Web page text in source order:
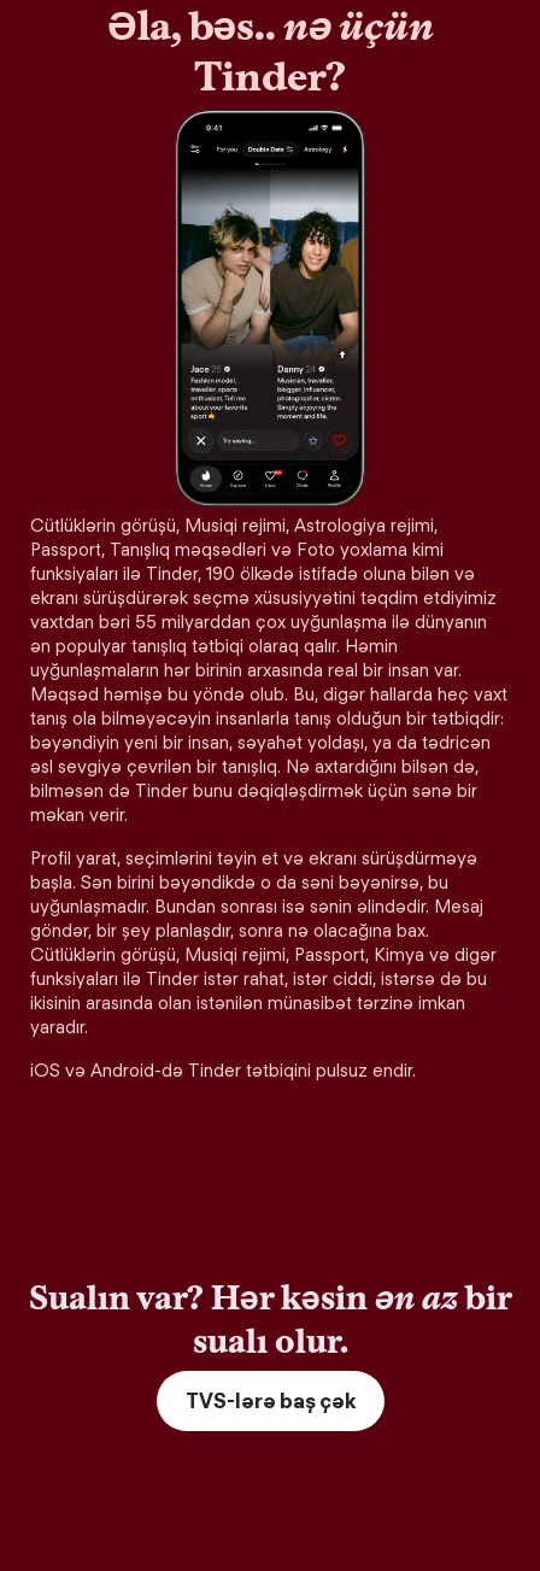
Əla, bəs..nə üçün
Tinder?
Cütlüklərin görüşü, Musiqi rejimi, Astrologiya rejimi,
Passport, Tanışlıq məqsədləri və Foto yoxlama kimi
funksiyaları ilə Tinder, 190 ölkədə istifadə oluna bilən və
ekranı sürüşdürərək seçmə xüsusiyyətini təqdim etdiyimiz
vaxtdan bəri 55 milyarddan çox uyğunlaşma ilə dünyanın
ən populyar tanışlıq tətbiqi olaraq qalır. Həmin
uyğunlaşmaların hər birinin arxasında real bir insan var.
Məqsəd həmişə bu yöndə olub. Bu, digər hallarda heç vaxt
tanış ola bilməyəcəyin insanlarla tanış olduğun bir tətbiqdir:
bəyəndiyin yeni bir insan, səyahət yoldaşı, ya da tədricən
əsl sevgiyə çevrilən bir tanışlıq. Nə axtardığını bilsən də,
bilməsən də Tinder bunu dəqiqləşdirmək üçün sənə bir
məkan verir.
Profil yarat, seçimlərini təyin et və ekranı sürüşdürməyə
başla. Sən birini bəyəndikdə o da səni bəyənirsə, bu
uyğunlaşmadır. Bundan sonrası isə sənin əlindədir. Mesaj
göndər, bir şey planlaşdır, sonra nə olacağına bax.
Cütlüklərin görüşü, Musiqi rejimi, Passport, Kimya və digər
funksiyaları ilə Tinder istər rahat, istər ciddi, istərsə də bu
ikisinin arasında olan istənilən münasibət tərzinə imkan
yaradır.
iOS və Android-də Tinder tətbiqini pulsuz endir.
Sualın var? Hər kəsinən azbir
sualı olur.
TVS-lərə baş çək